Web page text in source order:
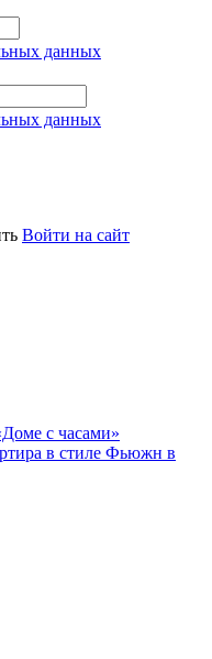
данных
данных
Войти на сайт
с часами»
в стиле Фьюжн в